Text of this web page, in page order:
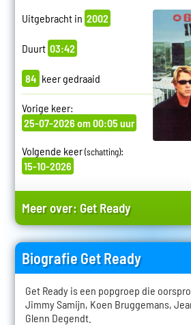
Uitgebracht in 2002
Duurt 03:42
84 keer gedraaid
Vorige keer:
25-07-2026 om 00:05 uur
Volgende keer(schatting):
15-10-2026
Meer over: Get Ready
Biografie Get Ready
Get Ready is een popgroep die
Jimmy Samijn, Koen Bruggemans,
Glenn Degendt.